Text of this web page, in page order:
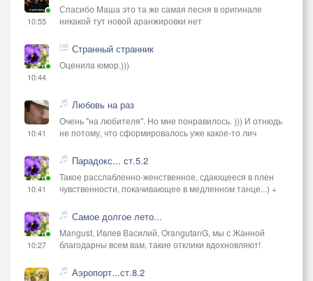
10:55
Спасибо Маша это та же самая песня в оригинале
никакой тут новой аранжировки нет
10:44
Странный странник
Оценила юмор.)))
10:41
Любовь на раз
Очень "на любителя". Но мне понравилось. ))) И отнюдь
не потому, что сформировалось уже какое-то лич
10:41
Парадокс... ст.5.2
Такое расслабленно-женственное, сдающееся в плен
чувственности, покачивающее в медленном танце...) +
10:27
Самое долгое лето...
Mangust, Ивлев Василий, OrangutanG, мы с Жанной
благодарны всем вам, такие отклики вдохновляют!
Аэропорт...ст.8.2